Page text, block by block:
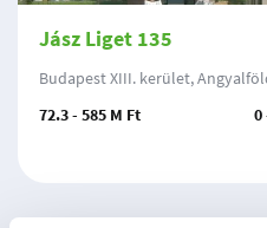
Jász Liget 135
Budapest XIII. kerület,
72.3 - 585 M Ft
0